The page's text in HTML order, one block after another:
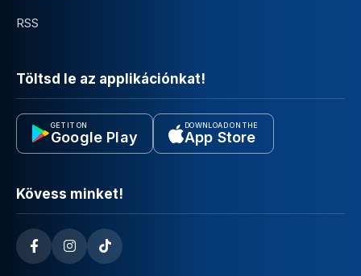
RSS
Töltsd le az applikációnkat!
GET IT ON
Google Play
DOWNLOAD ON THE
App Store
Kövess minket!